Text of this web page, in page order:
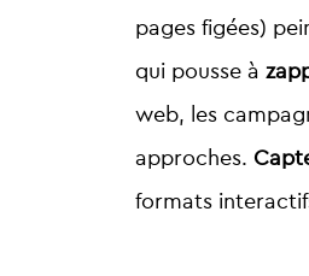
pages figées)
qui pousse à
web, les
approches.
formats